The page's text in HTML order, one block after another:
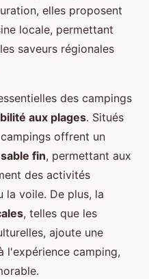
elles proposent
locale, permettant
saveurs régionales
des campings
aux plages. Situés
offrent un
fin, permettant aux
des activités
la voile. De plus, la
, telles que les
ajoute une
l'expérience camping,